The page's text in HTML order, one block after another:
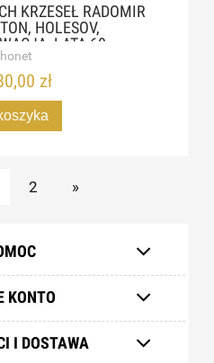
KRZESEŁ RADOMIR
HOLESOV,
LATA 60
zł
2 »
KONTO
I DOSTAWA